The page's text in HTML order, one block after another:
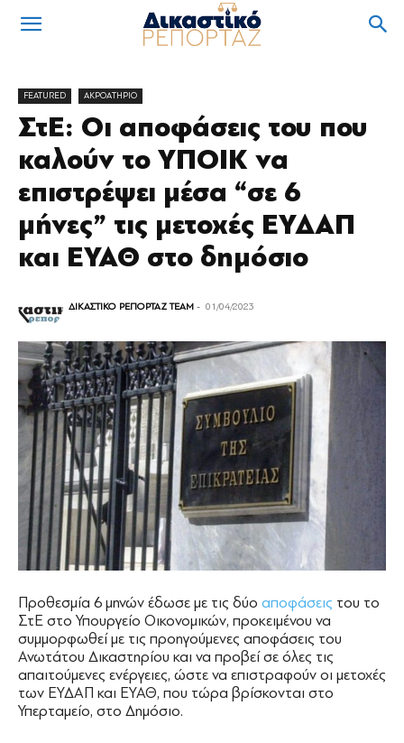
FEATURED ΑΚΡΟΑΤΗΡΙΟ
ΣτΕ: Οι αποφάσεις του που
καλούν το ΥΠΟΙΚ να
επιστρέψει μέσα “σε 6
μήνες” τις μετοχές ΕΥΔΑΠ
και ΕΥΑΘ στο δημόσιο
ΔΙΚΑΣΤΙΚΟ ΡΕΠΟΡΤΑΖ TEAM - 01/04/2023
Προθεσμία 6 μηνών έδωσε με τις δύο αποφάσεις του το
ΣτΕ στο Υπουργείο Οικονομικών, προκειμένου να
συμμορφωθεί με τις προηγούμενες αποφάσεις του
Ανωτάτου Δικαστηρίου και να προβεί σε όλες τις
απαιτούμενες ενέργειες, ώστε να επιστραφούν οι μετοχές
των ΕΥΔΑΠ και ΕΥΑΘ, που τώρα βρίσκονται στο
Υπερταμείο, στο Δημόσιο.